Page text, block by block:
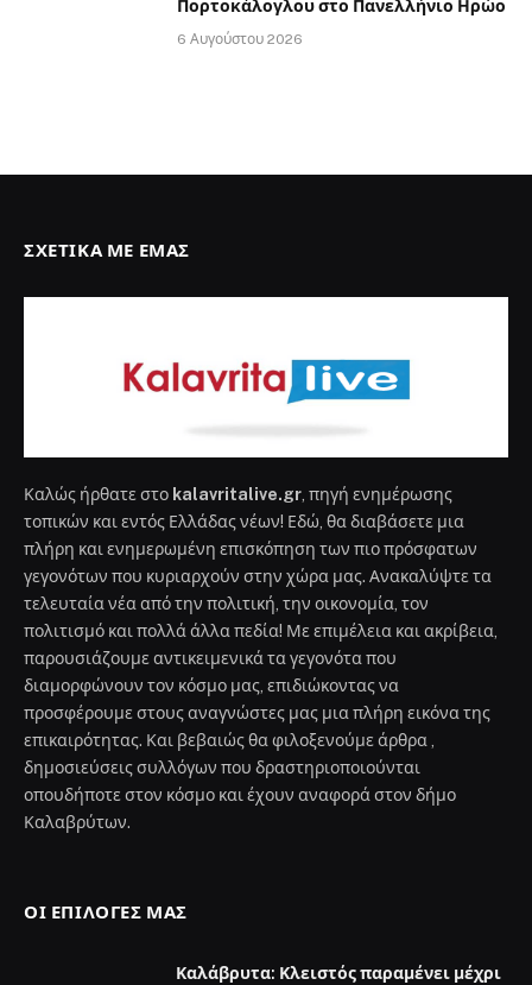
Πορτοκάλογλου στο Πανελλήνιο Ηρώο
6 Αυγούστου 2026
ΣΧΕΤΙΚΆ ΜΕ ΕΜΆΣ
Καλώς ήρθατε στο kalavritalive.gr, πηγή ενημέρωσης
τοπικών και εντός Ελλάδας νέων! Εδώ, θα διαβάσετε μια
πλήρη και ενημερωμένη επισκόπηση των πιο πρόσφατων
γεγονότων που κυριαρχούν στην χώρα μας. Ανακαλύψτε τα
τελευταία νέα από την πολιτική, την οικονομία, τον
πολιτισμό και πολλά άλλα πεδία! Με επιμέλεια και ακρίβεια,
παρουσιάζουμε αντικειμενικά τα γεγονότα που
διαμορφώνουν τον κόσμο μας, επιδιώκοντας να
προσφέρουμε στους αναγνώστες μας μια πλήρη εικόνα της
επικαιρότητας. Και βεβαιώς θα φιλοξενούμε άρθρα ,
δημοσιεύσεις συλλόγων που δραστηριοποιούνται
οπουδήποτε στον κόσμο και έχουν αναφορά στον δήμο
Καλαβρύτων.
ΟΙ ΕΠΙΛΟΓΈΣ ΜΑΣ
Καλάβρυτα: Κλειστός παραμένει μέχρι